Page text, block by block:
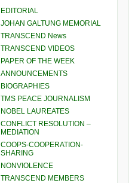
EDITORIAL
JOHAN GALTUNG MEMORIAL
TRANSCEND News
TRANSCEND VIDEOS
PAPER OF THE WEEK
ANNOUNCEMENTS
BIOGRAPHIES
TMS PEACE JOURNALISM
NOBEL LAUREATES
CONFLICT RESOLUTION –
MEDIATION
COOPS-COOPERATION-
SHARING
NONVIOLENCE
TRANSCEND MEMBERS